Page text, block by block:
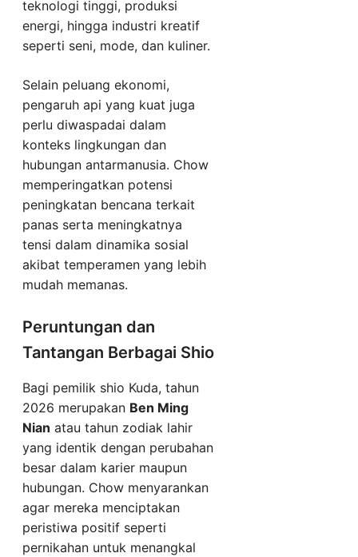
teknologi tinggi, produksi
energi, hingga industri kreatif
seperti seni, mode, dan kuliner.
Selain peluang ekonomi,
pengaruh api yang kuat juga
perlu diwaspadai dalam
konteks lingkungan dan
hubungan antarmanusia. Chow
memperingatkan potensi
peningkatan bencana terkait
panas serta meningkatnya
tensi dalam dinamika sosial
akibat temperamen yang lebih
mudah memanas.
Peruntungan dan
Tantangan Berbagai Shio
Bagi pemilik shio Kuda, tahun
2026 merupakan Ben Ming
Nian atau tahun zodiak lahir
yang identik dengan perubahan
besar dalam karier maupun
hubungan. Chow menyarankan
agar mereka menciptakan
peristiwa positif seperti
pernikahan untuk menangkal